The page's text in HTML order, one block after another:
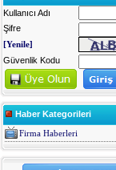
Kullanıcı Adı
Şifre
[Yenile]
Güvenlik Kodu
Haber Kategorileri
Firma Haberleri